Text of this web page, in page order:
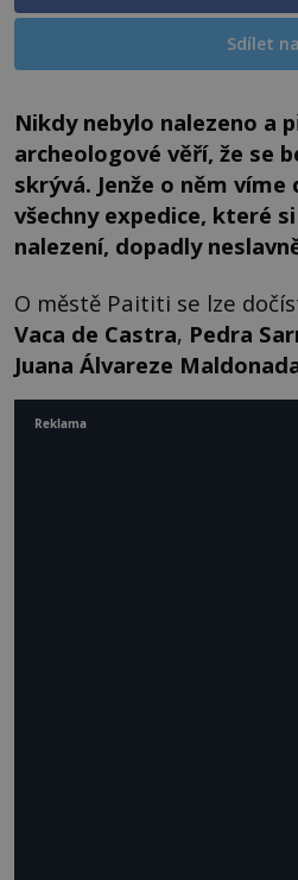
Sdílet
Nikdy nebylo nalezeno a
archeologové věří, že se
skrývá. Jenže o něm víme
všechny expedice, které
nalezení, dopadly
O městě Paititi se lze
Vaca de Castra, Pedra
Juana Álvareze
Reklama